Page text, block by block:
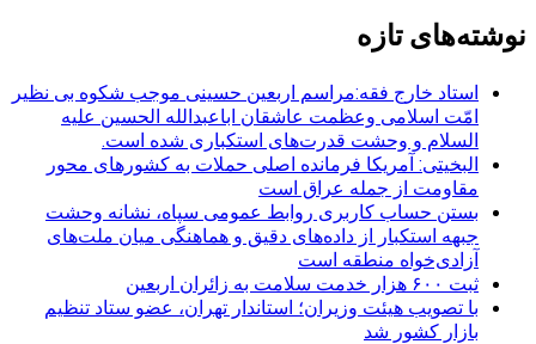
نوشته‌های تازه
استاد خارج فقه:مراسم اربعین حسینی موجب شکوه بی نظیر
امّت اسلامی وعظمت عاشقان اباعبدالله الحسین علیه
السلام و وحشت قدرت‌های استکباری شده است.
البخیتی: آمریکا فرمانده اصلی حملات به کشورهای محور
مقاومت از جمله عراق است
بستن حساب کاربری روابط عمومی سپاه، نشانه‌ وحشت
جبهه استکبار از داده‌های دقیق و هماهنگی میان ملت‌های
آزادی‌خواه منطقه است
ثبت ۶۰۰ هزار خدمت سلامت به زائران اربعین
با تصویب هیئت وزیران؛ استاندار تهران، عضو ستاد تنظیم
بازار کشور شد